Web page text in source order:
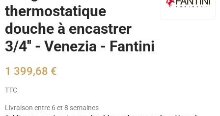
thermostatique
douche à encastrer
3/4'' - Venezia - Fantini
1 399,68 €
TTC
Livraison entre 6 et 8 semaines